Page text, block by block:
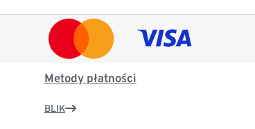
Metody płatności
BLIK